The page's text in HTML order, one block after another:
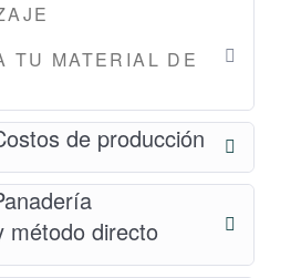
dirigido por José Miguel Ivorra
director de PanPillón. Está
en los que revisaremos los
para lograr su mayor
módulo tendrá trabajo
los (las) estudiantes, así como
para introducir y
correspondientes.
TU MATERIAL DE
de producción
método directo